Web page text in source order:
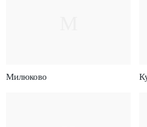
Милюково